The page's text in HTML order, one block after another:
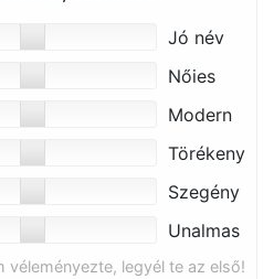
Jó név
Nőies
Modern
Törékeny
Szegény
Unalmas
véleményezte, legyél te az első!